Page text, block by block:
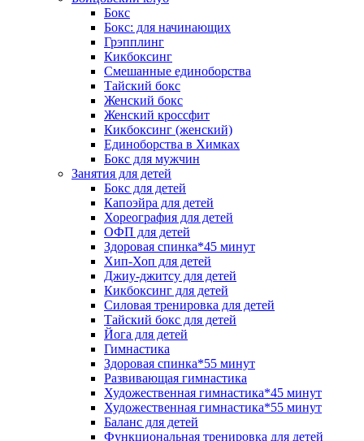
Бокс
Бокс: для начинающих
Грэпплинг
Кикбоксинг
Смешанные единоборства
Тайский бокс
Женский бокс
Женский кроссфит
Кикбоксинг (женский)
Единоборства в Химках
Бокс для мужчин
Занятия для детей
Бокс для детей
Капоэйра для детей
Хореография для детей
ОФП для детей
Здоровая спинка*45 минут
Хип-Хоп для детей
Джиу-джитсу для детей
Кикбоксинг для детей
Силовая тренировка для детей
Тайский бокс для детей
Йога для детей
Гимнастика
Здоровая спинка*55 минут
Развивающая гимнастика
Художественная гимнастика*45 минут
Художественная гимнастика*55 минут
Баланс для детей
Функциональная тренировка для детей